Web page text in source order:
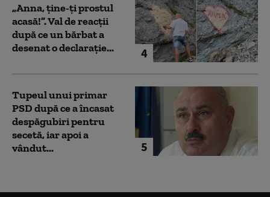
4
„Anna, ţine-ţi prostul
acasă!”. Val de reacții
după ce un bărbat a
desenat o declarație...
5
Tupeul unui primar
PSD după ce a încasat
despăgubiri pentru
secetă, iar apoi a
vândut...